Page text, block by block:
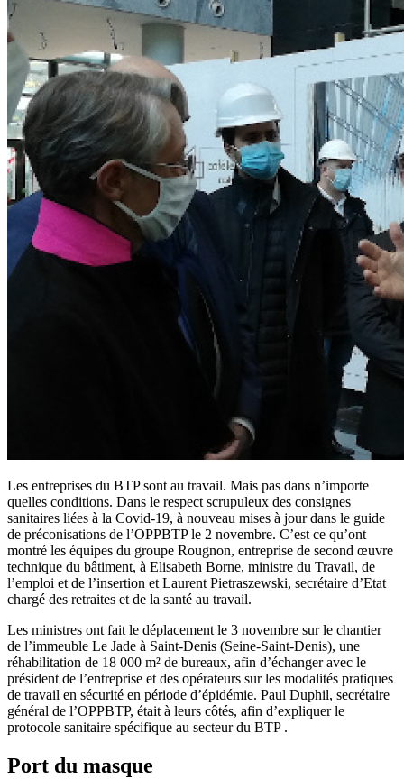
Les entreprises du BTP sont au travail. Mais pas dans n’importe
quelles conditions. Dans le respect scrupuleux des consignes
sanitaires liées à la Covid-19, à nouveau mises à jour dans le guide
de préconisations de l’OPPBTP le 2 novembre. C’est ce qu’ont
montré les équipes du groupe Rougnon, entreprise de second œuvre
technique du bâtiment, à Elisabeth Borne, ministre du Travail, de
l’emploi et de l’insertion et Laurent Pietraszewski, secrétaire d’Etat
chargé des retraites et de la santé au travail.
Les ministres ont fait le déplacement le 3 novembre sur le chantier
de l’immeuble Le Jade à Saint-Denis (Seine-Saint-Denis), une
réhabilitation de 18 000 m² de bureaux, afin d’échanger avec le
président de l’entreprise et des opérateurs sur les modalités pratiques
de travail en sécurité en période d’épidémie. Paul Duphil, secrétaire
général de l’OPPBTP, était à leurs côtés, afin d’expliquer le
protocole sanitaire spécifique au secteur du BTP .
Port du masque